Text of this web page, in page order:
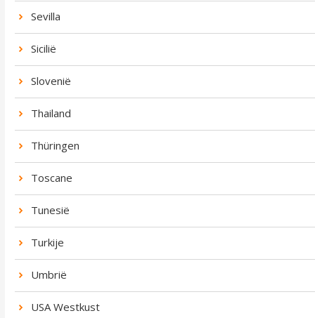
Sevilla
Sicilië
Slovenië
Thailand
Thüringen
Toscane
Tunesië
Turkije
Umbrië
USA Westkust